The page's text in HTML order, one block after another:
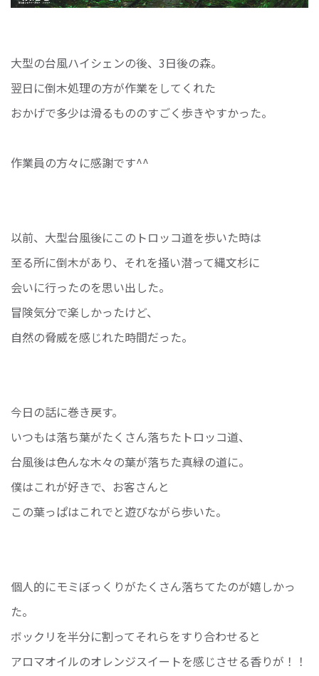
大型の台風ハイシェンの後、3日後の森。
翌日に倒木処理の方が作業をしてくれた
おかげで多少は滑るもののすごく歩きやすかった。
作業員の方々に感謝です^^
以前、大型台風後にこのトロッコ道を歩いた時は
至る所に倒木があり、それを掻い潜って縄文杉に
会いに行ったのを思い出した。
冒険気分で楽しかったけど、
自然の脅威を感じれた時間だった。
今日の話に巻き戻す。
いつもは落ち葉がたくさん落ちたトロッコ道、
台風後は色んな木々の葉が落ちた真緑の道に。
僕はこれが好きで、お客さんと
この葉っぱはこれでと遊びながら歩いた。
個人的にモミぼっくりがたくさん落ちてたのが嬉しかっ
た。
ボックリを半分に割ってそれらをすり合わせると
アロマオイルのオレンジスイートを感じさせる香りが！！